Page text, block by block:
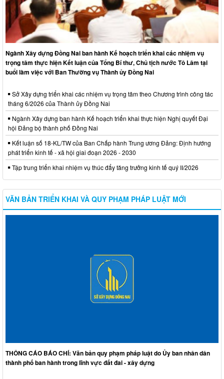
Ngành Xây dựng Đồng Nai ban hành Kế hoạch triển khai các nhiệm vụ
trọng tâm thực hiện Kết luận của Tổng Bí thư, Chủ tịch nước Tô Lâm tại
buổi làm việc với Ban Thường vụ Thành ủy Đồng Nai
Sở Xây dựng triển khai các nhiệm vụ trọng tâm theo Chương trình công tác
tháng 6/2026 của Thành ủy Đồng Nai
Ngành Xây dựng ban hành Kế hoạch triển khai thực hiện Nghị quyết Đại
hội Đảng bộ thành phố Đồng Nai
Kết luận số 18-KL/TW của Ban Chấp hành Trung ương Đảng: Định hướng
phát triển kinh tế - xã hội giai đoạn 2026 - 2030
Tập trung triển khai nhiệm vụ thúc đẩy tăng trưởng kinh tế quý II/2026
VĂN BẢN TRIỂN KHAI VÀ QUY PHẠM PHÁP LUẬT MỚI
THÔNG CÁO BÁO CHÍ: Văn bản quy phạm pháp luật do Ủy ban nhân dân
thành phố ban hành trong lĩnh vực đất đai - xây dựng